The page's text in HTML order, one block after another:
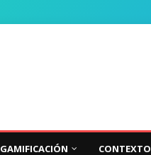
GAMIFICACIÓN CONTEXTO